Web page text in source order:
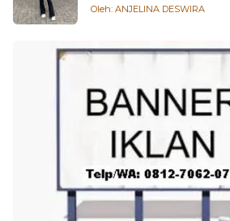
Oleh: ANJELINA DESWIRA